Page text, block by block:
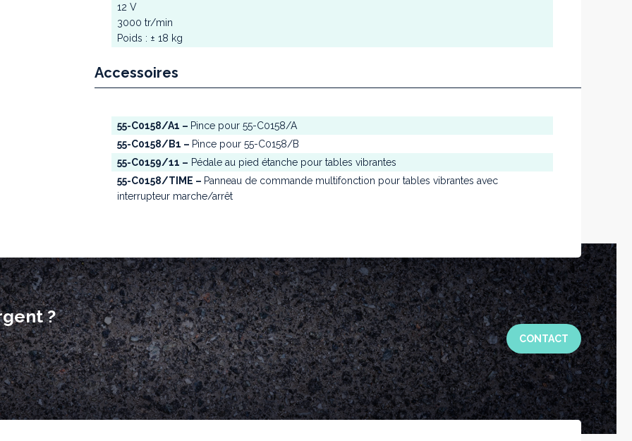
12 V
3000 tr/min
Poids : ± 18 kg
Accessoires
55-C0158/A1 – Pince pour 55-C0158/A
55-C0158/B1 – Pince pour 55-C0158/B
55-C0159/11 – Pédale au pied étanche pour tables vibrantes
55-C0158/TIME – Panneau de commande multifonction pour tables vibrantes avec
interrupteur marche/arrêt
?
CONTACT